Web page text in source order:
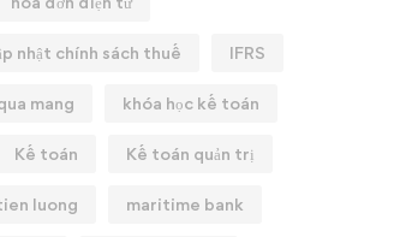
nhật chính sách thuế IFRS
mang khóa học kế toán
Kế toán Kế toán quản trị
luong maritime bank